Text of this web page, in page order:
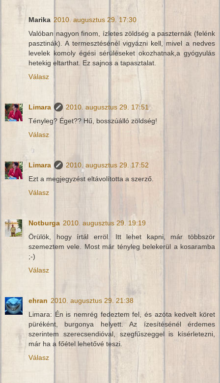
Marika 2010. augusztus 29. 17:30
Valóban nagyon finom, ízletes zöldség a paszternák (felénk
pasztinák). A termesztésénél vigyázni kell, mivel a nedves
levelek komoly égési sérüléseket okozhatnak,a gyógyulás
hetekig eltarthat. Ez sajnos a tapasztalat.
Válasz
Limara
2010. augusztus 29. 17:51
Tényleg? Éget?? Hű, bosszúálló zöldség!
Válasz
Limara
2010. augusztus 29. 17:52
Ezt a megjegyzést eltávolította a szerző.
Válasz
Notburga 2010. augusztus 29. 19:19
Örülök, hogy írtál erröl. Itt lehet kapni, már többször
szemeztem vele. Most már tényleg belekerül a kosaramba
;-)
Válasz
ehran 2010. augusztus 29. 21:38
Limara: Én is nemrég fedeztem fel, és azóta kedvelt köret
püréként, burgonya helyett. Az ízesítésénél érdemes
szerintem szerecsendióval, szegfűszeggel is kísérletezni,
már ha a főétel lehetővé teszi.
Válasz